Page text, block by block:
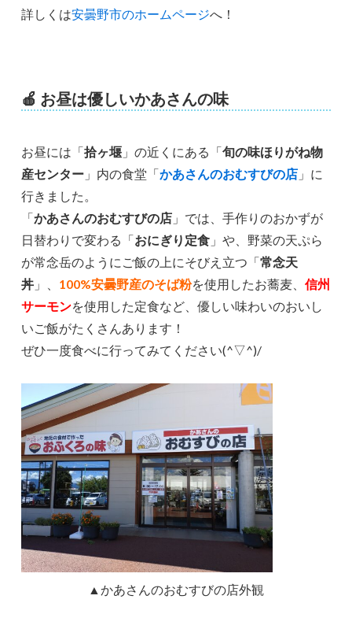
詳しくは安曇野市のホームページへ！
🍎 お昼は優しいかあさんの味
お昼には「拾ヶ堰 」の近くにある「旬の味ほりがね物
産センター 」内の食堂「かあさんのおむすびの店 」に
行きました。
「かあさんのおむすびの店 」では、手作りのおかずが
日替わりで変わる「おにぎり定食 」や、野菜の天ぷら
が常念岳のようにご飯の上にそびえ立つ「常念天
丼 」、 100%安曇野産のそば粉を使用したお蕎麦、信州
サーモンを使用した定食など、優しい味わいのおいし
いご飯がたくさんあります！
ぜひ一度食べに行ってみてください(^▽^)/
▲かあさんのおむすびの店外観